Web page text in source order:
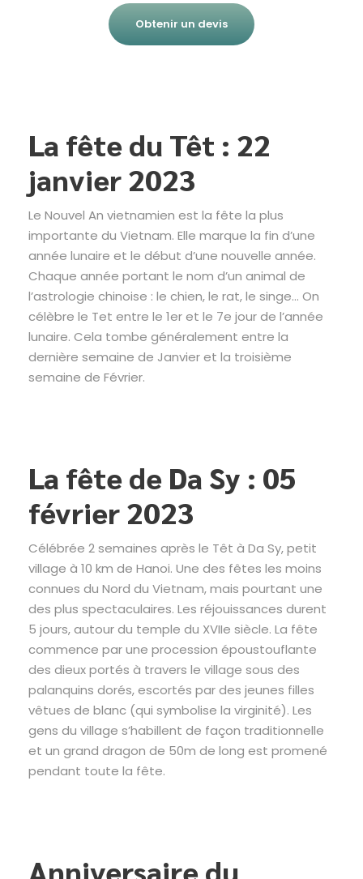
Obtenir un devis
La fête du Têt : 22
janvier 2023
Le Nouvel An vietnamien est la fête la plus
importante du Vietnam. Elle marque la fin d’une
année lunaire et le début d’une nouvelle année.
Chaque année portant le nom d’un animal de
l’astrologie chinoise : le chien, le rat, le singe… On
célèbre le Tet entre le 1er et le 7e jour de l’année
lunaire. Cela tombe généralement entre la
dernière semaine de Janvier et la troisième
semaine de Février.
La fête de Da Sy : 05
février 2023
Célébrée 2 semaines après le Têt à Da Sy, petit
village à 10 km de Hanoi. Une des fêtes les moins
connues du Nord du Vietnam, mais pourtant une
des plus spectaculaires. Les réjouissances durent
5 jours, autour du temple du XVIIe siècle. La fête
commence par une procession époustouflante
des dieux portés à travers le village sous des
palanquins dorés, escortés par des jeunes filles
vêtues de blanc (qui symbolise la virginité). Les
gens du village s’habillent de façon traditionnelle
et un grand dragon de 50m de long est promené
pendant toute la fête.
Anniversaire du